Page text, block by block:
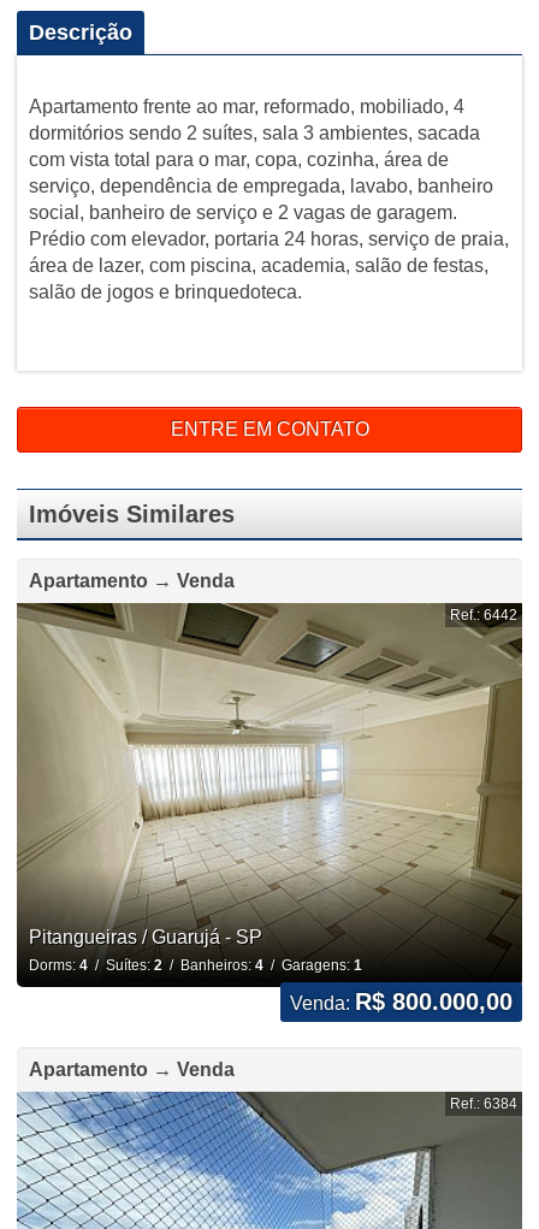
Descrição
Apartamento frente ao mar, reformado, mobiliado, 4
dormitórios sendo 2 suítes, sala 3 ambientes, sacada
com vista total para o mar, copa, cozinha, área de
serviço, dependência de empregada, lavabo, banheiro
social, banheiro de serviço e 2 vagas de garagem.
Prédio com elevador, portaria 24 horas, serviço de praia,
área de lazer, com piscina, academia, salão de festas,
salão de jogos e brinquedoteca.
ENTRE EM CONTATO
Imóveis Similares
Apartamento → Venda
Ref.: 6442
Pitangueiras / Guarujá - SP
Dorms: 4/ Suítes: 2/ Banheiros: 4/ Garagens: 1
Venda: R$ 800.000,00
Apartamento → Venda
Ref.: 6384